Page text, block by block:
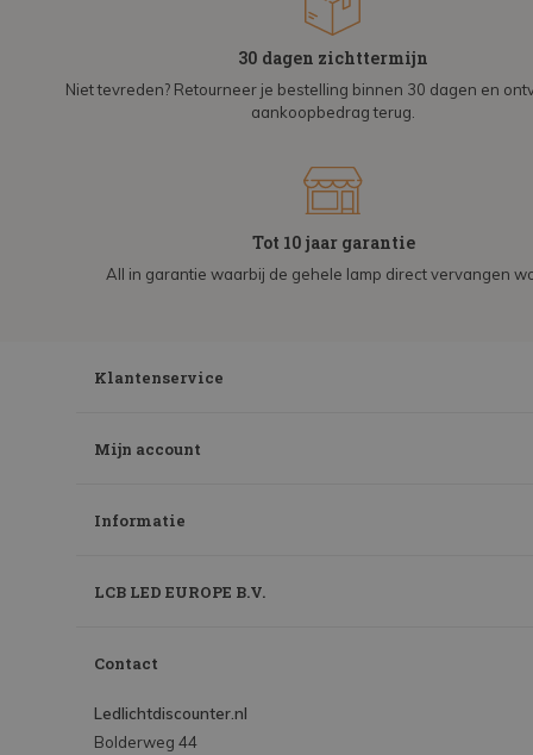
30 dagen zichttermijn
Niet tevreden? Retourneer je bestelling binnen 30 dagen en
aankoopbedrag terug.
Tot 10 jaar garantie
All in garantie waarbij de gehele lamp direct vervangen
Klantenservice
Mijn account
Informatie
LCB LED EUROPE B.V.
Contact
Ledlichtdiscounter.nl
Bolderweg 44